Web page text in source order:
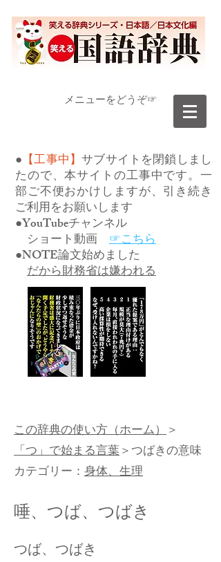
​メニューをどうぞ☞
● 【工事中】サブサイトを閉鎖しまし
たので、本サイトの工事中です。一
部ご不便おかけしますが、引き続き
ご利用をお願いします
●YouTubeチャンネル
ショート動画 ☞こちら
●NOTE論文始めました
だから財務省は嫌われる
この辞典の使い方（ホーム）＞
「つ」で始まる言葉＞つばきの意味
カテゴリー： 身体、生理
唾、つば、つばき
つば、つばき